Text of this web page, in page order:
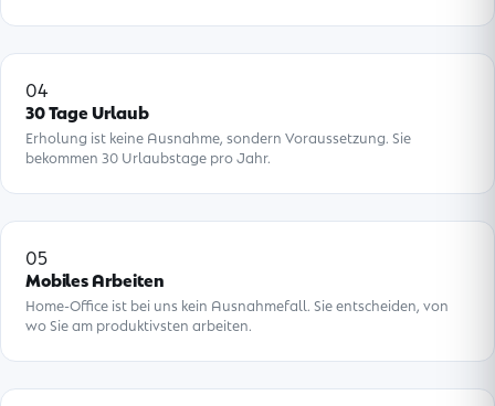
04
30 Tage Urlaub
Erholung ist keine Ausnahme, sondern Voraussetzung. Sie
bekommen 30 Urlaubstage pro Jahr.
05
Mobiles Arbeiten
Home-Office ist bei uns kein Ausnahmefall. Sie entscheiden, von
wo Sie am produktivsten arbeiten.